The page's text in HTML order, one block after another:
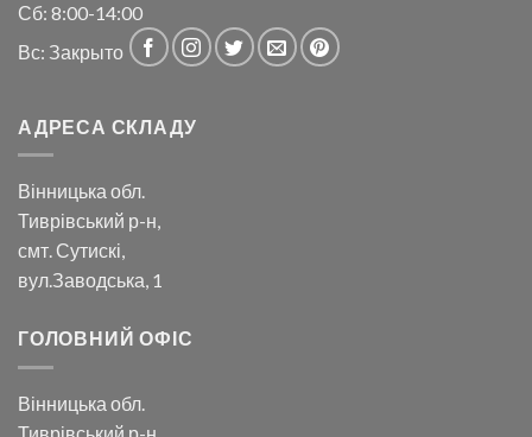
Сб: 8:00-14:00
Вс: Закрыто
АДРЕСА СКЛАДУ
Вінницька обл.
Тиврівський р-н,
смт. Сутискі,
вул.Заводська, 1
ГОЛОВНИЙ ОФІС
Вінницька обл.
Тиврівський р-н,